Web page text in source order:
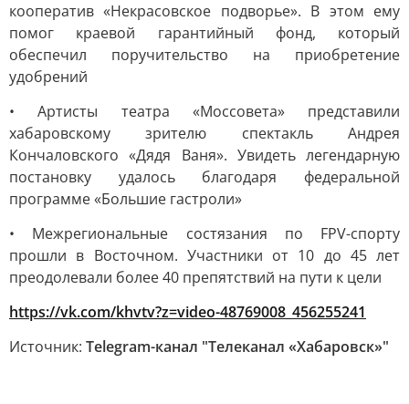
кооператив «Некрасовское подворье». В этом ему
помог краевой гарантийный фонд, который
обеспечил поручительство на приобретение
удобрений
• Артисты театра «Моссовета» представили
хабаровскому зрителю спектакль Андрея
Кончаловского «Дядя Ваня». Увидеть легендарную
постановку удалось благодаря федеральной
программе «Большие гастроли»
• Межрегиональные состязания по FPV-спорту
прошли в Восточном. Участники от 10 до 45 лет
преодолевали более 40 препятствий на пути к цели
https://vk.com/khvtv?z=video-48769008_456255241
Источник: Telegram-канал "Телеканал «Хабаровск»"